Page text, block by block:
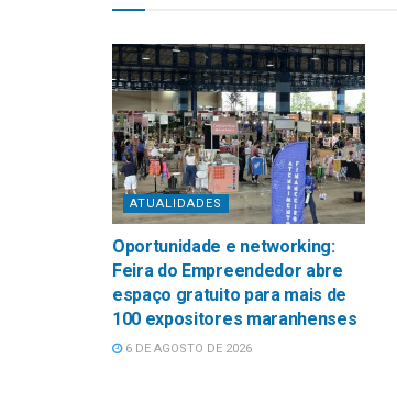
ATUALIDADES
Oportunidade e networking:
Feira do Empreendedor abre
espaço gratuito para mais de
100 expositores maranhenses
6 DE AGOSTO DE 2026